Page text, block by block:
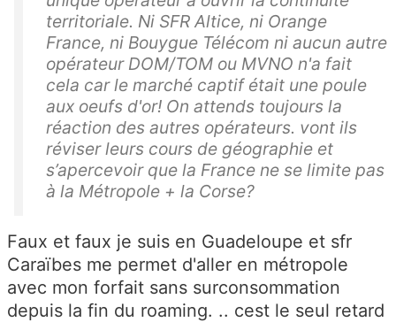
territoriale. Ni SFR Altice, ni Orange
France, ni Bouygue Télécom ni aucun autre
opérateur DOM/TOM ou MVNO n'a fait
cela car le marché captif était une poule
aux oeufs d'or! On attends toujours la
réaction des autres opérateurs. vont ils
réviser leurs cours de géographie et
s’apercevoir que la France ne se limite pas
à la Métropole + la Corse?
Faux et faux je suis en Guadeloupe et sfr
Caraïbes me permet d'aller en métropole
avec mon forfait sans surconsommation
depuis la fin du roaming. .. cest le seul retard